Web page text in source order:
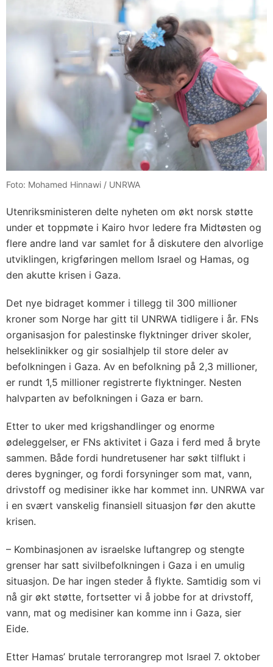
Foto: Mohamed Hinnawi / UNRWA
Utenriksministeren delte nyheten om økt norsk støtte
under et toppmøte i Kairo hvor ledere fra Midtøsten og
flere andre land var samlet for å diskutere den alvorlige
utviklingen, krigføringen mellom Israel og Hamas, og
den akutte krisen i Gaza.
Det nye bidraget kommer i tillegg til 300 millioner
kroner som Norge har gitt til UNRWA tidligere i år. FNs
organisasjon for palestinske flyktninger driver skoler,
helseklinikker og gir sosialhjelp til store deler av
befolkningen i Gaza. Av en befolkning på 2,3 millioner,
er rundt 1,5 millioner registrerte flyktninger. Nesten
halvparten av befolkningen i Gaza er barn.
Etter to uker med krigshandlinger og enorme
ødeleggelser, er FNs aktivitet i Gaza i ferd med å bryte
sammen. Både fordi hundretusener har søkt tilflukt i
deres bygninger, og fordi forsyninger som mat, vann,
drivstoff og medisiner ikke har kommet inn. UNRWA var
i en svært vanskelig finansiell situasjon før den akutte
krisen.
– Kombinasjonen av israelske luftangrep og stengte
grenser har satt sivilbefolkningen i Gaza i en umulig
situasjon. De har ingen steder å flykte. Samtidig som vi
nå gir økt støtte, fortsetter vi å jobbe for at drivstoff,
vann, mat og medisiner kan komme inn i Gaza, sier
Eide.
Etter Hamas’ brutale terrorangrep mot Israel 7. oktober